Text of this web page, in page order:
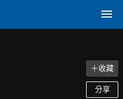
＋收藏
分享